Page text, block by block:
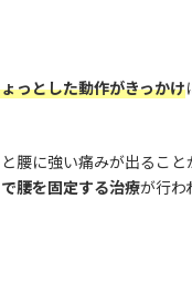
っとした動作がきっかけ
腰に強い痛みが出るこ
腰を固定する治療が行わ